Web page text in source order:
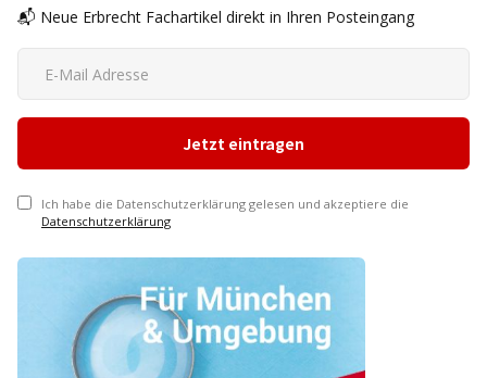
📬 Neue Erbrecht Fachartikel direkt in Ihren Posteingang
Ich habe die Datenschutzerklärung gelesen und akzeptiere die
Datenschutzerklärung